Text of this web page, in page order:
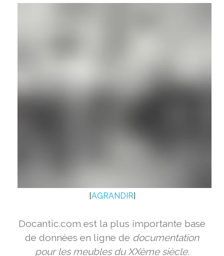
[AGRANDIR]
Docantic.com est la plus importante base
de données en ligne de documentation
pour les meubles du XXème siècle.